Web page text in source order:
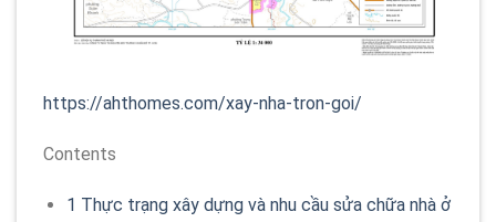
https://ahthomes.com/xay-nha-tron-goi/
Contents
1 Thực trạng xây dựng và nhu cầu sửa chữa nhà ở